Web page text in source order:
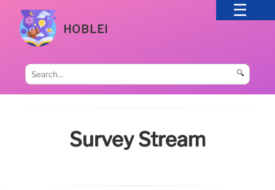
HOBLEI
🔍
Survey Stream